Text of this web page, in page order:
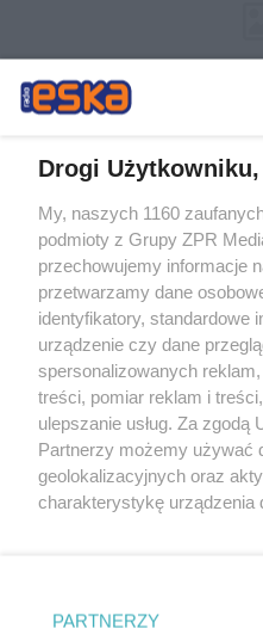
Żaden utwór zamieszczony w
rozpowszechniany lub dalej
tym także elektroniczny lub
eksploatacji w jakiejkolwiek
Internecie bez pisemnej zgody
wykorzystanie utworów w całości
tzn. bez właściwej zgody, jest
ścigane prawnie.
Drogi Użytkowniku,
My, naszych 1160
podmioty z Grupy ZPR
przechowujemy informacje
przetwarzamy dane
identyfikatory, standardowe
urządzenie czy dane
spersonalizowanych
treści, pomiar reklam i
ulepszanie usług. Za
Partnerzy możemy używać
geolokalizacyjnych oraz
charakterystykę urządzenia
zmienić/wycofać klikając
PARTNERZY